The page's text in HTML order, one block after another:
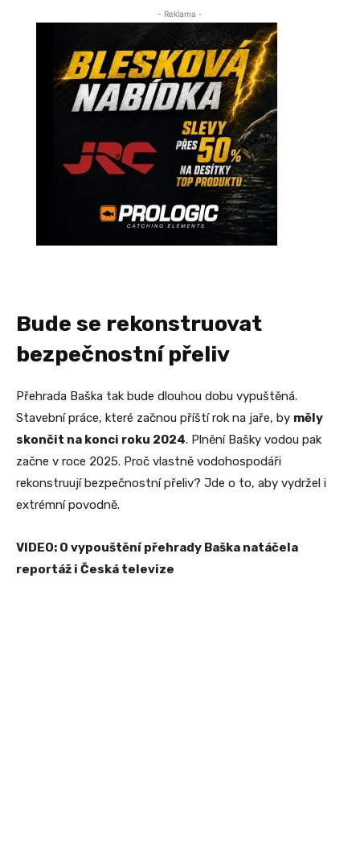
- Reklama -
Bude se rekonstruovat
bezpečnostní přeliv
Přehrada Baška tak bude dlouhou dobu vypuštěná.
Stavební práce, které začnou příští rok na jaře, by měly
skončit na konci roku 2024. Plnění Bašky vodou pak
začne v roce 2025. Proč vlastně vodohospodáři
rekonstruují bezpečnostní přeliv? Jde o to, aby vydržel i
extrémní povodně.
VIDEO: O vypouštění přehrady Baška natáčela
reportáž i Česká televize